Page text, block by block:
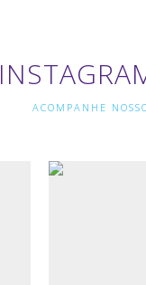
ACOMPANHE